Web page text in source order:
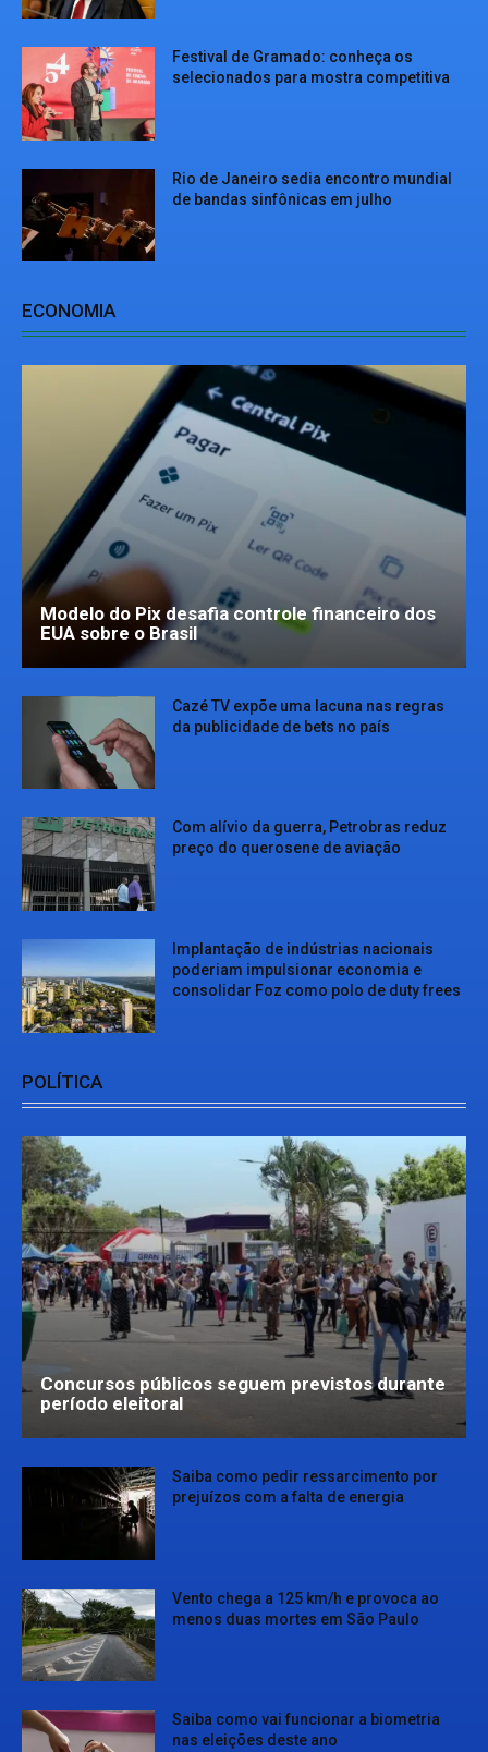
Festival de Gramado: conheça os
selecionados para mostra competitiva
Rio de Janeiro sedia encontro mundial
de bandas sinfônicas em julho
ECONOMIA
Modelo do Pix desafia controle financeiro dos
EUA sobre o Brasil
Cazé TV expõe uma lacuna nas regras
da publicidade de bets no país
Com alívio da guerra, Petrobras reduz
preço do querosene de aviação
Implantação de indústrias nacionais
poderiam impulsionar economia e
consolidar Foz como polo de duty frees
POLÍTICA
Concursos públicos seguem previstos durante
período eleitoral
Saiba como pedir ressarcimento por
prejuízos com a falta de energia
Vento chega a 125 km/h e provoca ao
menos duas mortes em São Paulo
Saiba como vai funcionar a biometria
nas eleições deste ano